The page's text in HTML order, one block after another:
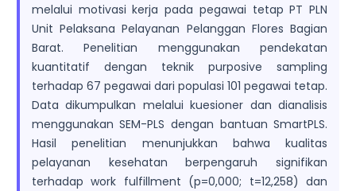
melalui motivasi kerja pada pegawai tetap PT PLN
Unit Pelaksana Pelayanan Pelanggan Flores Bagian
Barat. Penelitian menggunakan pendekatan
kuantitatif dengan teknik purposive sampling
terhadap 67 pegawai dari populasi 101 pegawai tetap.
Data dikumpulkan melalui kuesioner dan dianalisis
menggunakan SEM-PLS dengan bantuan SmartPLS.
Hasil penelitian menunjukkan bahwa kualitas
pelayanan kesehatan berpengaruh signifikan
terhadap work fulfillment (p=0,000; t=12,258) dan